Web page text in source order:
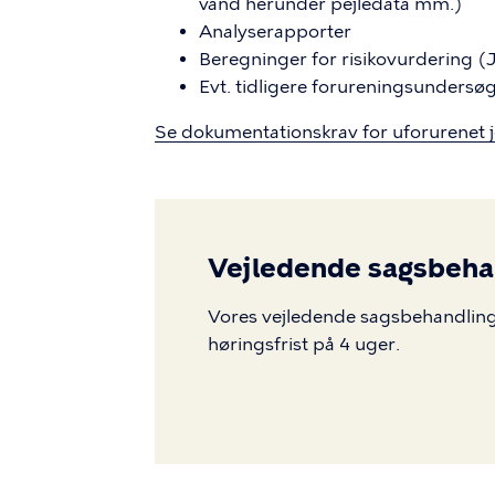
Analyserapporter
Beregninger for risikovurdering
Evt. tidligere
Se dokumentationskrav for
Vejledende
Vores vejledende
høringsfrist på 4 uger.